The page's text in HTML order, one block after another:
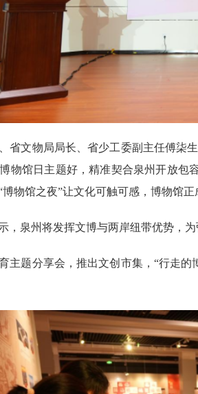
省文物局局长、省少工委副主任傅柒
物馆日主题好，精准契合泉州开放
物馆之夜”让文化可触可感，博物馆
，泉州将发挥文博与两岸纽带优势，
主题分享会，推出文创市集，“行走